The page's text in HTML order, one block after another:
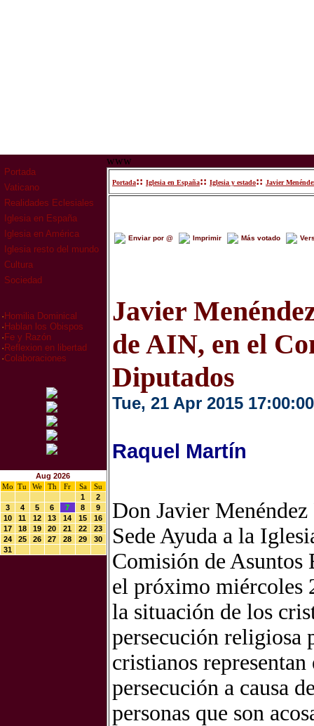
Portada
Vaticano
Realidades Eclesiales
Iglesia en España
Iglesia en América
Iglesia resto del mundo
Cultura
Sociedad
· Homilia Dominical
· Hablan los Obispos
· Fe y Razón
· Reflexion en libertad
·Colaboraciones
Aug 2026
Mo
Tu We Th Fr Sa
Su
1
2
3
4 5 6 7 8
9
10
11 12 13 14 15
16
17
18 19 20 21 22
23
24
25 26 27 28 29
30
31
www
Portada:: Iglesia en España:: Iglesia y estado:: Javier
Enviar por @ Imprimir Más votado
Javier
de AIN, en el
Diputados
Tue, 21 Apr 2015 17:00:00
Raquel Martín
Don Javier
Sede Ayuda a la
Comisión de Asuntos
el próximo miércoles
la situación de los
persecución religiosa
cristianos
persecución a causa
personas que son